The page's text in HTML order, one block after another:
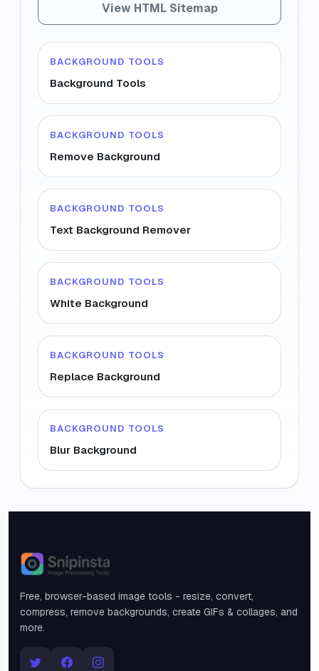
View HTML Sitemap
BACKGROUND TOOLS
Background Tools
BACKGROUND TOOLS
Remove Background
BACKGROUND TOOLS
Text Background Remover
BACKGROUND TOOLS
White Background
BACKGROUND TOOLS
Replace Background
BACKGROUND TOOLS
Blur Background
Snipinsta
Free, browser-based image tools - resize, convert,
compress, remove backgrounds, create GIFs & collages, and
more.